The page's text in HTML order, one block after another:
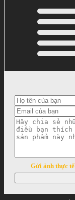
Gửi ảnh thực tế